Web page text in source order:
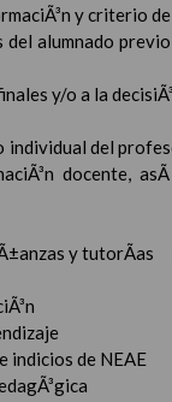
y criterio
alumnado previo
y/o a la
del
docente,
y tutorÃ­as
indicios de NEAE